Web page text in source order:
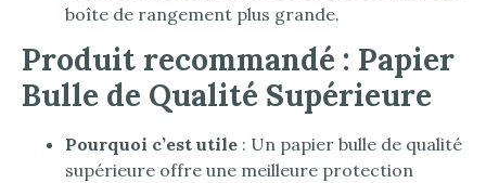
boîte de rangement plus grande.
Produit recommandé : Papier
Bulle de Qualité Supérieure
Pourquoi c’est utile : Un papier bulle de qualité
supérieure offre une meilleure protection